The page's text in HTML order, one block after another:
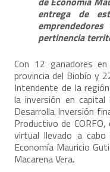
entrega de
pertinencia
Con 12 ganadores
provincia del Biobío y
Intendente de la
la inversión en capital
Desarrolla Inversión
Productivo de
virtual llevado a
Economía Mauricio
Macarena Vera.